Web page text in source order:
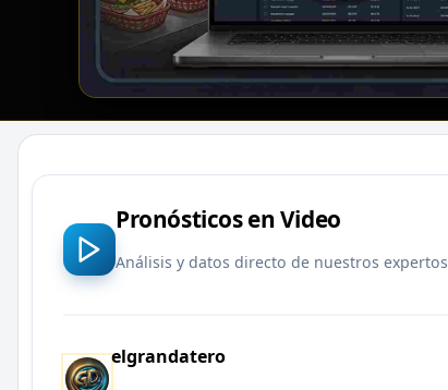
Pronósticos en Video
Análisis y datos directo de nuestros expertos
elgrandatero